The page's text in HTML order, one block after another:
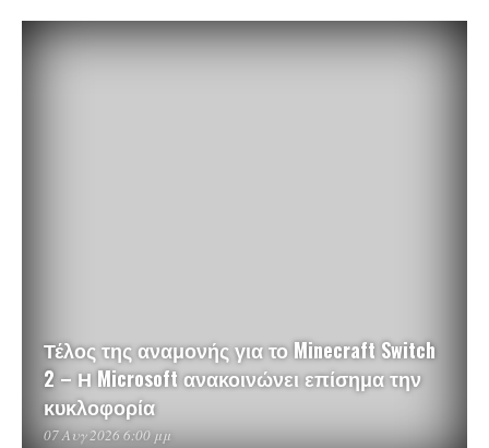
Τέλος της αναμονής για το Minecraft Switch
2 – Η Microsoft ανακοινώνει επίσημα την
κυκλοφορία
07 Αυγ 2026 6:00 μμ